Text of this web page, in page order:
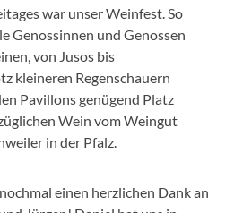
war unser Weinfest. So
Genossinnen und Genossen
von Jusos bis
kleineren Regenschauern
Pavillons genügend Platz
Wein vom Weingut
in der Pfalz.
einen herzlichen Dank an